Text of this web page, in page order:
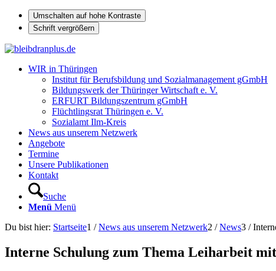
Umschalten auf hohe Kontraste
Schrift vergrößern
WIR in Thüringen
Institut für Berufsbildung und Sozialmanagement gGmbH
Bildungswerk der Thüringer Wirtschaft e. V.
ERFURT Bildungszentrum gGmbH
Flüchtlingsrat Thüringen e. V.
Sozialamt Ilm-Kreis
News aus unserem Netzwerk
Angebote
Termine
Unsere Publikationen
Kontakt
Suche
Menü Menü
Du bist hier: Startseite1 / News aus unserem Netzwerk2 / News3 /
Interne Schulung zum Thema Leiharbeit